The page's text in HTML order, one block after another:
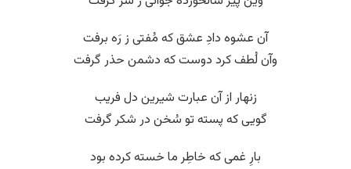
آن عشوه دادِ عشق که مُفتی ز رَه برفت
وآن لُطف کرد دوست که دشمن حذر گرفت
زنهار از آن عبارت شیرین دل فریب
گویی که پسته تو سُخن در شکر گرفت
بارِ غمی که خاطِر ما خسته کرده بود